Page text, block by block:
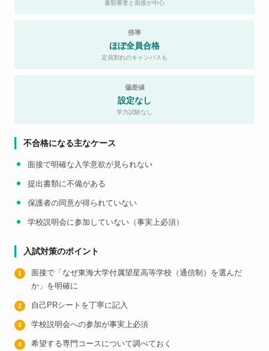
書類審査と面接が中心
倍率
ほぼ全員合格
定員割れのキャンパスも
偏差値
設定なし
学力試験なし
不合格になる主なケース
面接で明確な入学意欲が見られない
提出書類に不備がある
保護者の同意が得られていない
学校説明会に参加していない（事実上必須）
入試対策のポイント
面接で「なぜ東海大学付属望星高等学校（通信制）を選んだ
か」を明確に
自己PRシートを丁寧に記入
学校説明会への参加が事実上必須
希望する専門コースについて調べておく